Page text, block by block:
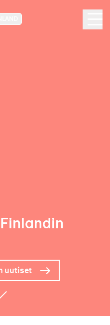
uutiset